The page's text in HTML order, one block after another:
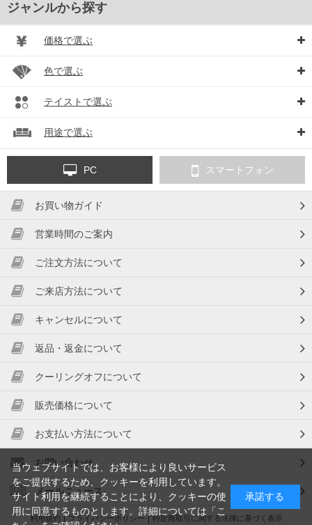
ジャンルから探す
価格で選ぶ
色で選ぶ
テイストで選ぶ
用途で選ぶ
PC スマートフォン
お買い物ガイド
営業時間のご案内
ご注文方法について
ご来店方法について
キャンセルについて
返品・返金について
クーリングオフについて
販売価格について
お支払い方法について
お問い合わせ
メールニュース
利用規約 プライバシーポリシー 特定商取引に関する法律に基づく表示
当ウェブサイトでは、お客様により良いサービス
をご提供するため、クッキーを利用しています。
サイト利用を継続することにより、クッキーの使
用に同意するものとします。詳細については「 こ
承諾する